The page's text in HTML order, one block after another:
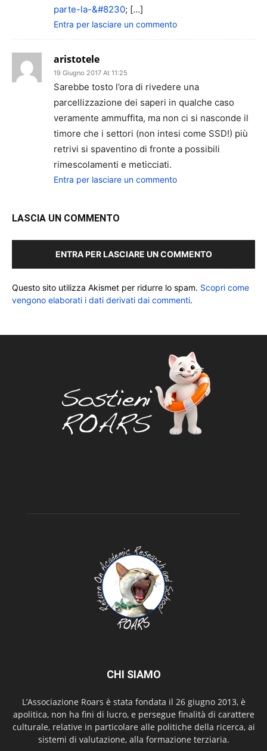
parte-la-&#8230; […]
Entra per lasciare un commento
aristotele
19 Giugno 2017 At 11:25
Sarebbe tosto l’ora di rivedere una
parcellizzazione dei saperi in qualche caso
veramente ammuffita, ma non ci si nasconde il
timore che i settori (non intesi come SSD!) più
retrivi si spaventino di fronte a possibili
rimescolamenti e meticciati.
Entra per lasciare un commento
LASCIA UN COMMENTO
ENTRA PER LASCIARE UN COMMENTO
Questo sito utilizza Akismet per ridurre lo spam. Scopri come
vengono elaborati i dati derivati dai commenti.
CHI SIAMO
L’Associazione Roars è stata fondata il 26 giugno 2013, è
apolitica, non ha fini di lucro, e persegue finalità di carattere
culturale, relative in particolare alle politiche della ricerca, ai
sistemi di valutazione, alla formazione terziaria.